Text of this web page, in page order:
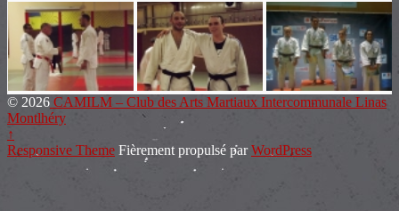
© 2026 CAMILM – Club des Arts Martiaux Intercommunale Linas
Montlhéry
↑
Responsive Theme Fièrement propulsé parWordPress